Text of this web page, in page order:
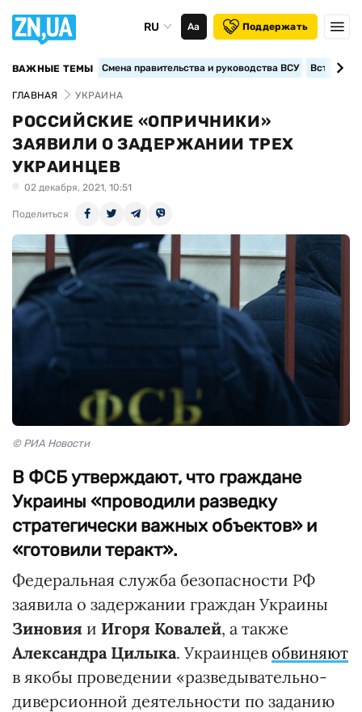
RU Аа Поддержать
ВАЖНЫЕ ТЕМЫ Смена правительства и руководства ВСУ
ГЛАВНАЯ УКРАИНА
РОССИЙСКИЕ «ОПРИЧНИКИ»
ЗАЯВИЛИ О ЗАДЕРЖАНИИ ТРЕХ
УКРАИНЦЕВ
02 декабря, 2021, 10:51
Поделиться
© РИА Новости
В ФСБ утверждают, что граждане
Украины «проводили разведку
стратегически важных объектов» и
«готовили теракт».
Федеральная служба безопасности РФ
заявила о задержании граждан Украины
Зиновия и Игоря Ковалей, а также
Александра Цилыка. Украинцев обвиняют
в якобы проведении «разведывательно-
диверсионной деятельности по заданию